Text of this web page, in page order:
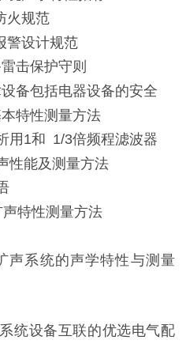
火规范
警设计规范
击保护守则
备包括电器设备的安全
特性测量方法
用1和 1/3倍频程滤波器
性能及测量方法
特性测量方法
声系统的声学特性与测量
统设备互联的优选电气配